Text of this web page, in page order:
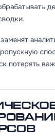
потерять